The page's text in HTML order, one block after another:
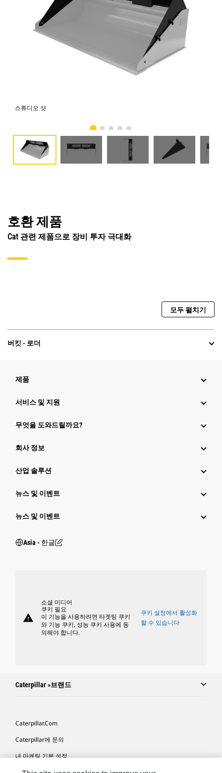
스튜디오 샷
호환 제품
Cat 관련 제품으로 장비 투자 극대화
모두 펼치기
버킷 - 로더
제품
서비스 및 지원
무엇을 도와드릴까요?
회사 정보
산업 솔루션
뉴스 및 이벤트
뉴스 및 이벤트
Asia - 한글
warning
소셜 미디어
쿠키 필요
이 기능을 사용하려면 타겟팅 쿠키
와 기능 쿠키, 성능 쿠키 사용에 동
의해야 합니다.
쿠키 설정에서 활성화
할 수 있습니다
Caterpillar »브랜드
Caterpillar.com
Caterpillar에 문의
내 마케팅 기본 설정